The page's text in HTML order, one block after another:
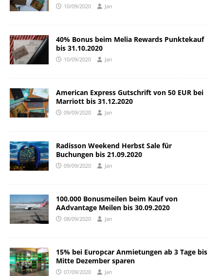
10/09/2020 Jan
40% Bonus beim Melia Rewards Punktekauf
bis 31.10.2020
10/09/2020 Jan
American Express Gutschrift von 50 EUR bei
Marriott bis 31.12.2020
09/09/2020 Jan
Radisson Weekend Herbst Sale für
Buchungen bis 21.09.2020
09/09/2020 Jan
100.000 Bonusmeilen beim Kauf von
AAdvantage Meilen bis 30.09.2020
08/09/2020 Jan
15% bei Europcar Anmietungen ab 3 Tage bis
Mitte Dezember sparen
07/09/2020 Jan